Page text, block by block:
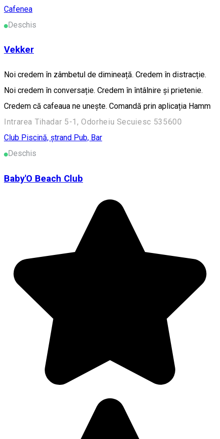
Cafenea
Deschis
Vekker
Noi credem în zâmbetul de dimineață. Credem în distracție.
Noi credem în conversație. Credem în întâlnire și prietenie.
Credem că cafeaua ne unește. Comandă prin aplicația Hamm
Intrarea Tihadar 5-1, Odorheiu Secuiesc 535600
Club Piscină, ștrand Pub, Bar
Deschis
Baby'O Beach Club